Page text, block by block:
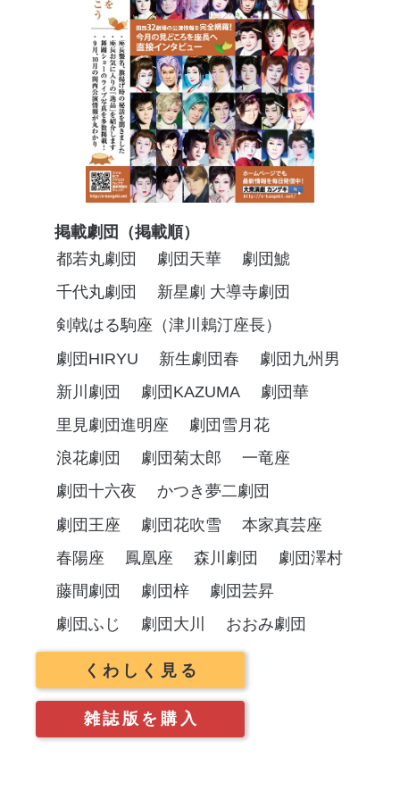
掲載劇団（掲載順）
都若丸劇団
劇団天華
劇団鯱
千代丸劇団
新星劇 大導寺劇団
剣戟はる駒座（津川鵣汀座長）
劇団HIRYU
新生劇団春
劇団九州男
新川劇団
劇団KAZUMA
劇団華
里見劇団進明座
劇団雪月花
浪花劇団
劇団菊太郎
一竜座
劇団十六夜
かつき夢二劇団
劇団王座
劇団花吹雪
本家真芸座
春陽座
鳳凰座 森川劇団
劇団澤村
藤間劇団
劇団梓
劇団芸昇
劇団ふじ
劇団大川 おおみ劇団
くわしく見る
雑誌版を購入